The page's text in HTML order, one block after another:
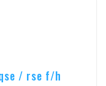
/ rse f/h